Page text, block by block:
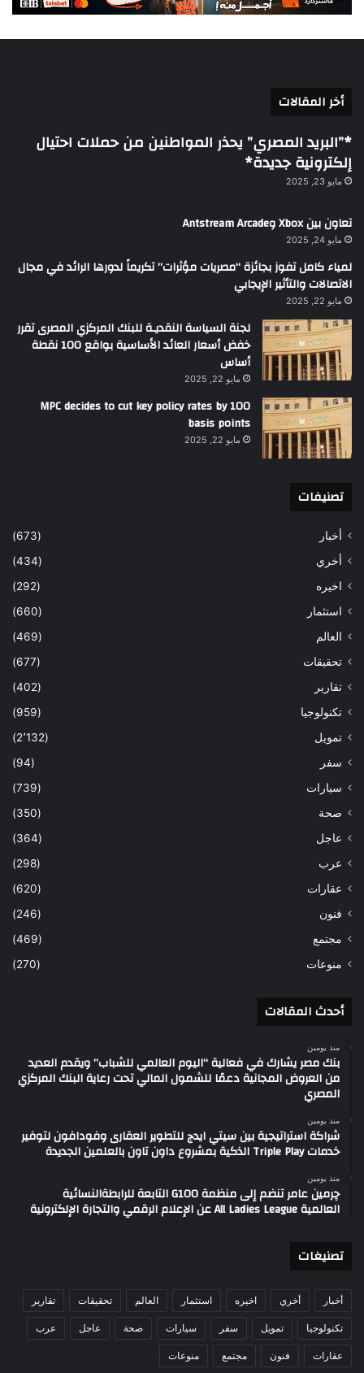
أخر المقالات
*”البريد المصري” يحذر المواطنين من حملات احتيال
إلكترونية جديدة*
مايو 23, 2025
تعاون بين Xbox وAntstream Arcade
مايو 24, 2025
لمياء كامل تفوز بجائزة “مصريات مؤثرات” تكريماً لدورها الرائد في مجال
الاتصالات والتأثير الإيجابي
مايو 22, 2025
لجنة السياسة النقديـة للبنك المركزي المصرى تقرر
خفض أسعار العائد الأساسية بواقع 100 نقطة
أساس
مايو 22, 2025
MPC decides to cut key policy rates by 100
basis points
مايو 22, 2025
تصنيفات
أخبار
(673)
أخري
(434)
اخيره
(292)
استثمار
(660)
العالم
(469)
تحقيقات
(677)
تقارير
(402)
تكنولوجيا
(959)
تمويل
(2٬132)
سفر
(94)
سيارات
(739)
صحة
(350)
عاجل
(364)
عرب
(298)
عقارات
(620)
فنون
(246)
مجتمع
(469)
منوعات
(270)
أحدث المقالات
منذ يومين
بنك مصر يشارك في فعالية “اليوم العالمي للشباب” ويقدم العديد
من العروض المجانية دعمًا للشمول المالي تحت رعاية البنك المركزي
المصري
منذ يومين
شراكة استراتيجية بين سيتي ايدج للتطوير العقارى وفودافون لتوفير
خدمات Triple Play الذكية بمشروع داون تاون بالعلمين الجديدة
منذ يومين
چرمين عامر تنضم إلى منظمة G100 التابعة للرابطةالنسائية
العالمية All Ladies League عن الإعلام الرقمي والتجارة الإلكترونية
تصنيغات
أخبار أخري اخيره استثمار العالم تحقيقات تقارير
تكنولوجيا تمويل سفر سيارات صحة عاجل عرب
عقارات فنون مجتمع منوعات